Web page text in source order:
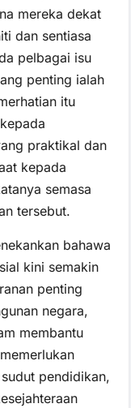
mereka dekat
dan sentiasa
pelbagai isu
penting ialah
itu
praktikal dan
kepada
semasa
tersebut.
bahawa
kini semakin
penting
negara,
membantu
pendidikan,